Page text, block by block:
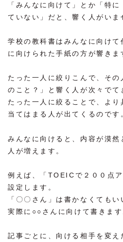
「みんなに向けて」とか「特
ていない」だと、響く人がいま
学校の教科書はみんなに向けて
に向けられた手紙の方が響きま
たった一人に絞りこんで、そ
のこと？」と響く人が次々でて
たった一人に絞ることで、より
当てはまる人が出てくるのです
みんなに向けると、内容が漠然
人が増えます。
例えば、「TOEICで２００点
設定します。
「〇〇さん」は書かなくても
実際に○○さんに向けて書きます
記事ごとに、向ける相手を変え